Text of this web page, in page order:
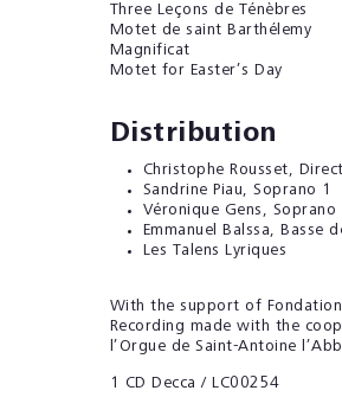
Three Leçons de Ténèbres
Motet de saint Barthélemy
Magnificat
Motet for Easter’s Day
Distribution
Christophe Rousset,
Sandrine Piau, Soprano 1
Véronique Gens , Soprano
Emmanuel Balssa, Basse
Les Talens Lyriques
With the support of Fondation
Recording made with the
l’Orgue de Saint-Antoine
1 CD Decca / LC00254